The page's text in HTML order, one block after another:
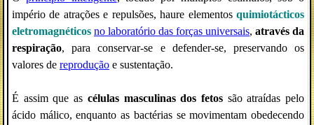
império de atrações e repulsões, haure elementos quimiotácticos
eletromagnéticos no laboratório das forças universais, através da
respiração, para conservar-se e defender-se, preservando os
valores de reprodução e sustentação.
É assim que as células masculinas dos fetossão atraídas pelo
ácido málico, enquanto as bactérias se movimentam obedecendo